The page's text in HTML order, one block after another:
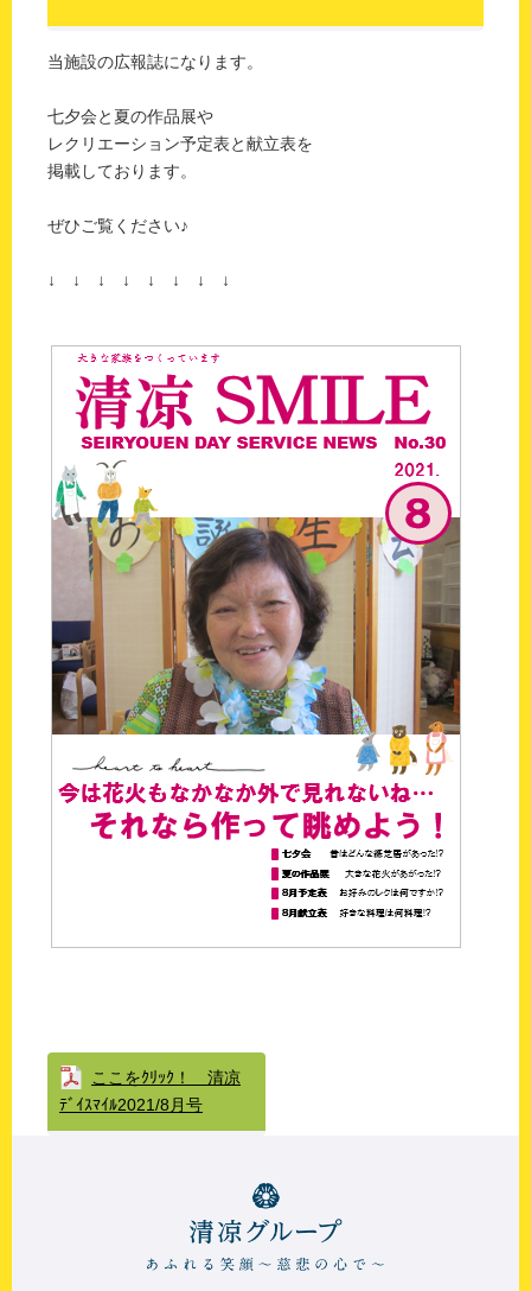
当施設の広報誌になります。
七夕会と夏の作品展や
レクリエーション予定表と献立表を
掲載しております。
ぜひご覧ください♪
↓ ↓ ↓ ↓ ↓ ↓ ↓ ↓
ここをｸﾘｯｸ！ 清凉
ﾃﾞｲｽﾏｲﾙ2021/8月号